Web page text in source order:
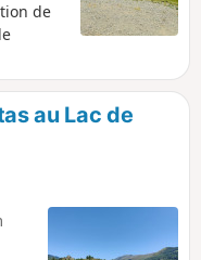
de
au Lac de